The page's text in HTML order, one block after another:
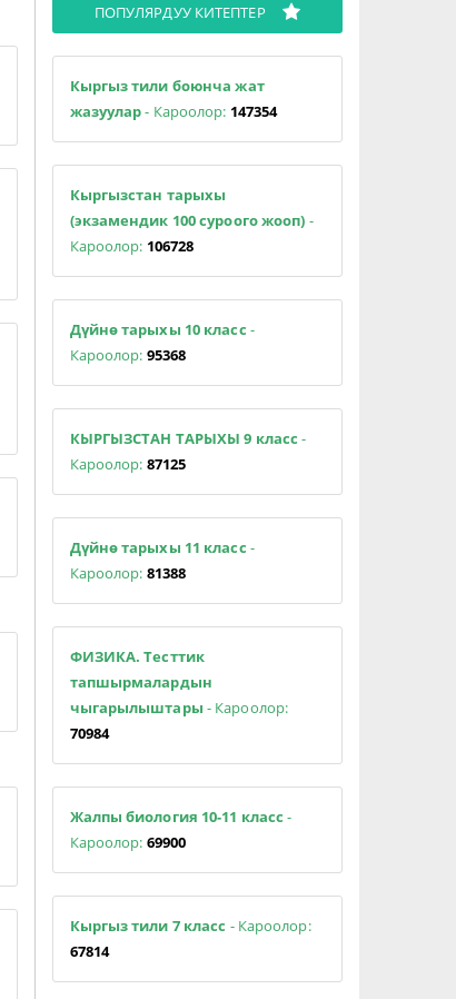
ПОПУЛЯРДУУ КИТЕПТЕР
Кыргыз тили боюнча жат
жазуулар- Кароолор: 147354
Кыргызстан тарыхы
(экзамендик 100 суроого жооп) -
Кароолор: 106728
Дүйнө тарыхы 10 класс -
Кароолор: 95368
КЫРГЫЗСТАН ТАРЫХЫ 9 класс -
Кароолор: 87125
Дүйнө тарыхы 11 класс -
Кароолор: 81388
ФИЗИКА. Тесттик
тапшырмалардын
чыгарылыштары - Кароолор:
70984
Жалпы биология 10-11 класс -
Кароолор: 69900
Кыргыз тили 7 класс - Кароолор:
67814